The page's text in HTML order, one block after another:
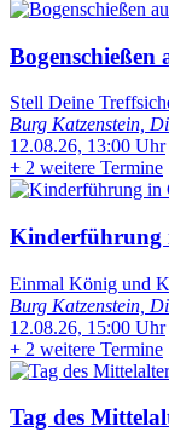
Bogenschießen
Stell Deine
Burg Katzenstein,
12.08.26, 13:00 Uhr
+ 2 weitere Termine
Kinderführung
Einmal König und
Burg Katzenstein,
12.08.26, 15:00 Uhr
+ 2 weitere Termine
Tag des